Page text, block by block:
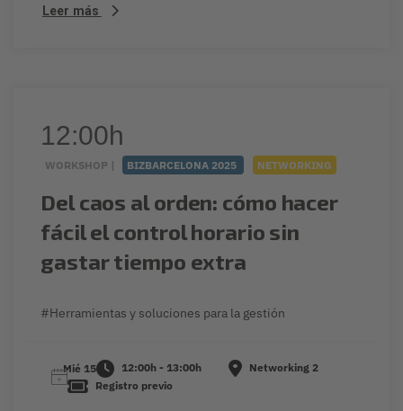
Leer más
12:00h
WORKSHOP | BIZBARCELONA 2025 NETWORKING
Del caos al orden: cómo hacer
fácil el control horario sin
gastar tiempo extra
#Herramientas y soluciones para la gestión
Mié 15 12:00h - 13:00h
Networking 2
Registro previo